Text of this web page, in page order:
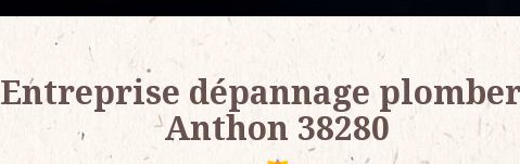
Entreprise dépannage
Anthon 38280